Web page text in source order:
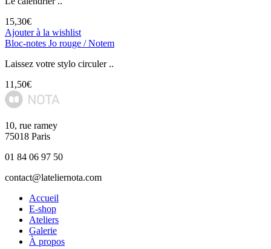
15,30€
Ajouter à la wishlist
Bloc-notes Jo rouge / Notem
Laissez votre stylo circuler ..
11,50€
10, rue ramey
75018 Paris
01 84 06 97 50
contact@lateliernota.com
Accueil
E-shop
Ateliers
Galerie
À propos